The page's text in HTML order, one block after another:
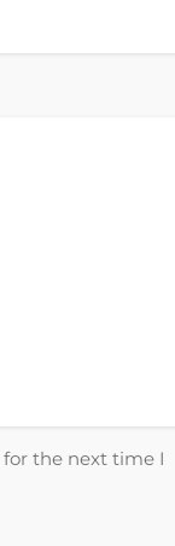
the next time I